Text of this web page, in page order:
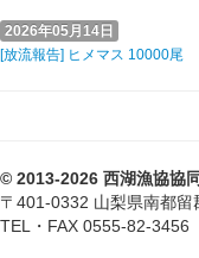
2026年05月14日
[放流報告] ヒメマス 10000尾
© 2013-2026 西湖漁協協
〒401-0332 山梨県南都留
TEL・FAX 0555-82-3456